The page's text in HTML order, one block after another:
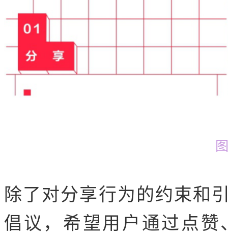
除了对分享行为的约束和
倡议，希望用户通过点